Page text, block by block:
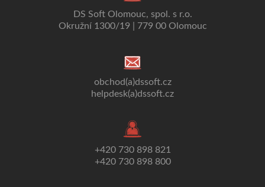
DS Soft Olomouc, spol. s r.o.
Okružní 1300/19 | 779 00 Olomouc
obchod(a)dssoft.cz
helpdesk(a)dssoft.cz
+420 730 898 821
+420 730 898 800